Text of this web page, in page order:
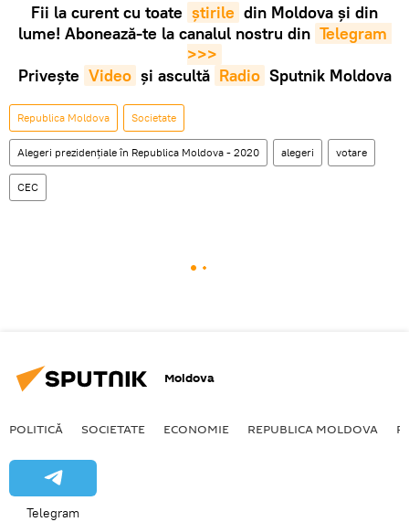
Fii la curent cu toate știrile din Moldova și din
lume! Abonează-te la canalul nostru din Telegram
>>>
Privește Video și ascultă Radio Sputnik Moldova
Republica Moldova Societate
Alegeri prezidenţiale în Republica Moldova - 2020 alegeri votare
CEC
Moldova
POLITICĂ SOCIETATE ECONOMIE REPUBLICA MOLDOVA
Telegram